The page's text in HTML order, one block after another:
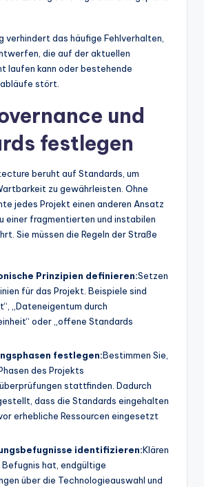
verhindert das häufige Fehlverhalten,
die auf der aktuellen
laufen kann oder bestehende
stört.
und
festlegen
beruht auf Standards, um
zu gewährleisten. Ohne
jedes Projekt einen anderen Ansatz
einer fragmentierten und instabilen
Sie müssen die Regeln der Straße
Prinzipien definieren:Setzen
für das Projekt. Beispiele sind
„Dateneigentum durch
oder „offene Standards
festlegen:Bestimmen Sie,
des Projekts
stattfinden. Dadurch
dass die Standards eingehalten
erhebliche Ressourcen eingesetzt
identifizieren:Klären
Befugnis hat, endgültige
über die Technologieauswahl und